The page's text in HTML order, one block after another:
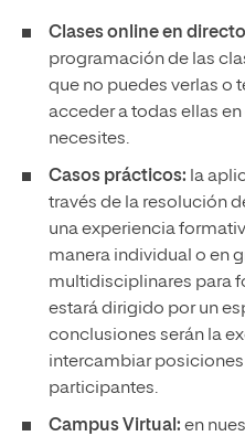
Clases online en
programación de las
que no puedes verlas o
acceder a todas ellas
necesites.
Casos prácticos: la
través de la resolución
una experiencia
manera individual o en
multidisciplinares para
estará dirigido por un
conclusiones serán la
intercambiar
participantes.
Campus Virtual: en